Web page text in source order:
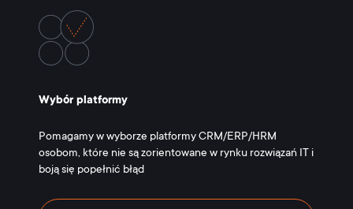
Wybór platformy
Pomagamy w wyborze platformy CRM/ERP/HRM
osobom, które nie są zorientowane w rynku rozwiązań IT i
boją się popełnić błąd